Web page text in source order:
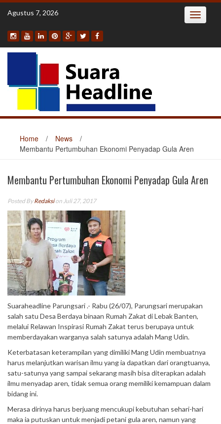
Skip
Agustus 7, 2026 Toggle
Home / News
/
Membantu Pertumbuhan Ekonomi Penyadap Gula Aren
Membantu Pertumbuhan Ekonomi Penyadap Gula Aren
Posted ByRedaksion Juli 27, 2017
Suaraheadline Parungsari .- Rabu (26/07), Parungsari merupakan
salah satu Desa Berdaya binaan Rumah Zakat di Lebak Banten,
melalui Relawan Inspirasi Rumah Zakat terus berupaya untuk
memberdayakan warganya salah satunya adalah Mang Udin.
Keterbatasan keterampilan yang dimiliki Mang Udin membuatnya
harus melanjutkan warisan ilmu yang ia dapatkan dari orangtuanya,
satu-satunya yang sampai sekarang masih bisa diterapkan adalah
ilmu menyadap aren, tidak semua orang memiliki kemampuan dalam
bidang ini.
Merasa dirinya harus berjuang mencukupi kebutuhan sehari-hari
maka ia putuskan untuk menjadi petani gula aren, namun yang